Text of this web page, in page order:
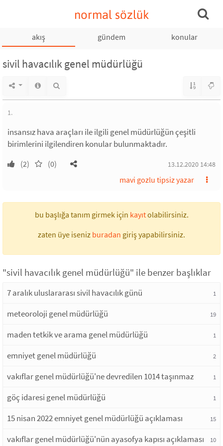
normal sözlük
akış gündem konular
sivil havacılık genel müdürlüğü
1.
insansız hava araçları ile ilgili genel müdürlüğün çeşitli
birimlerini ilgilendiren konular bulunmaktadır.
(2) (0) 13.12.2020 14:48
mavi gozlu tipsiz yazar
bu başlığa tanım girmek için kayıtolabilirsiniz.
zaten üye iseniz buradan giriş yapabilirsiniz.
"sivil havacılık genel müdürlüğü" ile benzer başlıklar
7 aralık uluslararası sivil havacılık günü 1
meteoroloji genel müdürlüğü 19
maden tetkik ve arama genel müdürlüğü 1
emniyet genel müdürlüğü 2
vakıflar genel müdürlüğü'ne devredilen 1014 taşınmaz 1
göç idaresi genel müdürlüğü 1
15 nisan 2022 emniyet genel müdürlüğü açıklaması 15
vakıflar genel müdürlüğü'nün ayasofya kapısı açıklaması 10